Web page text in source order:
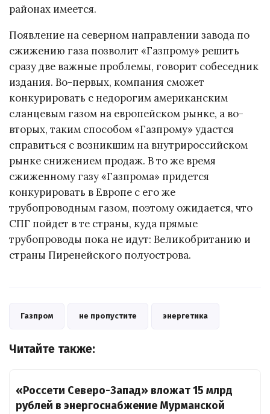
районах имеется.
Появление на северном направлении завода по
сжижению газа позволит «Газпрому» решить
сразу две важные проблемы, говорит собеседник
издания. Во-первых, компания сможет
конкурировать с недорогим американским
сланцевым газом на европейском рынке, а во-
вторых, таким способом «Газпрому» удастся
справиться с возникшим на внутрироссийском
рынке снижением продаж. В то же время
сжиженному газу «Газпрома» придется
конкурировать в Европе с его же
трубопроводным газом, поэтому ожидается, что
СПГ пойдет в те страны, куда прямые
трубопроводы пока не идут: Великобританию и
страны Пиренейского полуострова.
Газпром не пропустите энергетика
Читайте также:
«Россети Северо-Запад» вложат 15 млрд
рублей в энергоснабжение Мурманской